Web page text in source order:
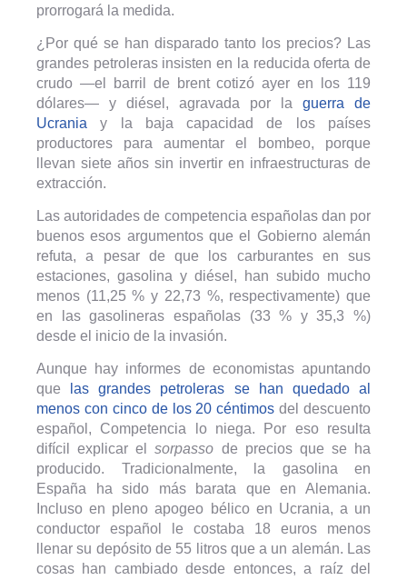
prorrogará la medida.
¿Por qué se han disparado tanto los precios? Las
grandes petroleras insisten en la reducida oferta de
crudo —el barril de brent cotizó ayer en los 119
dólares— y diésel, agravada por la guerra de
Ucrania y la baja capacidad de los países
productores para aumentar el bombeo, porque
llevan siete años sin invertir en infraestructuras de
extracción.
Las autoridades de competencia españolas dan por
buenos esos argumentos que el Gobierno alemán
refuta, a pesar de que los carburantes en sus
estaciones, gasolina y diésel, han subido mucho
menos (11,25 % y 22,73 %, respectivamente) que
en las gasolineras españolas (33 % y 35,3 %)
desde el inicio de la invasión.
Aunque hay informes de economistas apuntando
que las grandes petroleras se han quedado al
menos con cinco de los 20 céntimosdel descuento
español, Competencia lo niega. Por eso resulta
difícil explicar el
sorpasso de precios que se ha
producido. Tradicionalmente, la gasolina en
España ha sido más barata que en Alemania.
Incluso en pleno apogeo bélico en Ucrania, a un
conductor español le costaba 18 euros menos
llenar su depósito de 55 litros que a un alemán. Las
cosas han cambiado desde entonces, a raíz del